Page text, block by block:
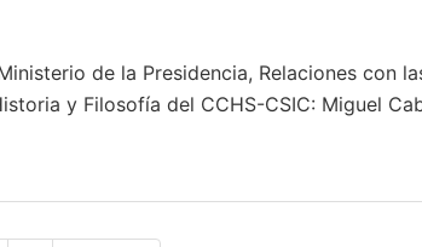
de la Presidencia, Relaciones con
y Filosofía del CCHS-CSIC: Miguel